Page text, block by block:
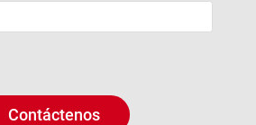
Contáctenos